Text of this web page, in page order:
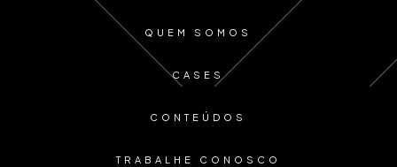
QUEM SOMOS
CASES
CONTEÚDOS
TRABALHE CONOSCO